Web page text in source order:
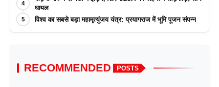
आयोजन किया
4
घायल
5 विश्व का सबसे बड़ा महामृत्युंजय यंत्र: प्रयागराज में भूमि पूजन संपन्न
RECOMMENDED POSTS